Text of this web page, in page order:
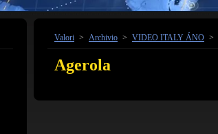
Valori > Archivio > VIDEO ITALY ÁNO >
Agerola